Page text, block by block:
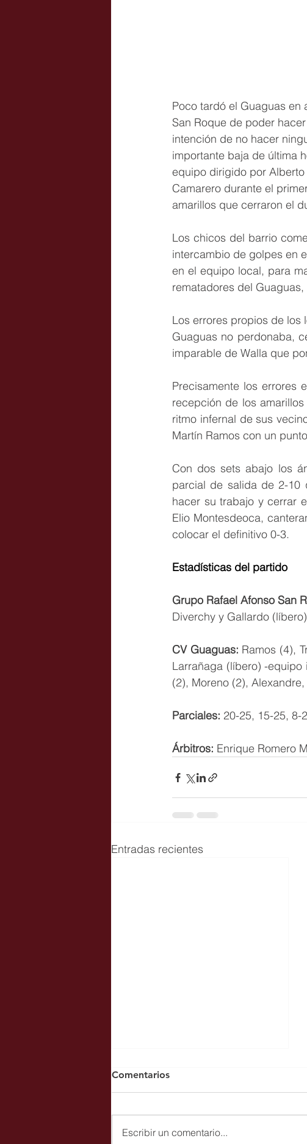
Poco tardó el Guaguas
San Roque de poder
intención de no hacer
importante baja de última
equipo dirigido por
Camarero durante el
amarillos que cerraron el
Los chicos del barrio
intercambio de golpes en
en el equipo local, para
rematadores del
Los errores propios de los
Guaguas no perdonaba,
imparable de Walla que
Precisamente los errores
recepción de los
ritmo infernal de sus
Martín Ramos con un
Con dos sets abajo los
parcial de salida de 2-10
hacer su trabajo y cerrar
Elio Montesdeoca,
colocar el definitivo 0-3.
Estadísticas del partido
Grupo Rafael Afonso San
Diverchy y Gallardo
CV Guaguas: Ramos (4),
Larrañaga (líbero) -
(2), Moreno (2),
Parciales: 20-25, 15-25, 8-
Árbitros: Enrique Romero
Entradas recientes
Comentarios
Escribir un comentario...